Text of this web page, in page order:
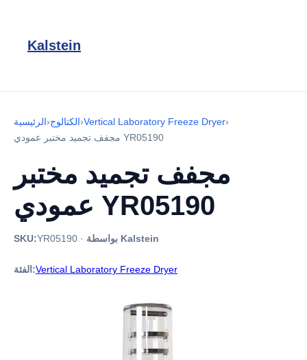
Kalstein
الرئيسية›الكتالوج›Vertical Laboratory Freeze Dryer›
مجفف تجميد مختبر عمودي YR05190
مجفف تجميد مختبر
عمودي YR05190
SKU:YR05190 · بواسطة Kalstein
الفئة:Vertical Laboratory Freeze Dryer